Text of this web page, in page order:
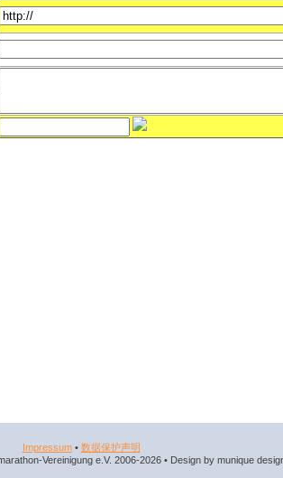
Impressum• 数据​保护​声明
Vereinigung e.V. 2006-2026 • Design by munique